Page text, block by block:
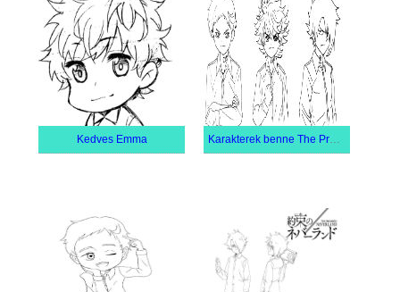
Kedves Emma Karakterek benne The Promised Neverland